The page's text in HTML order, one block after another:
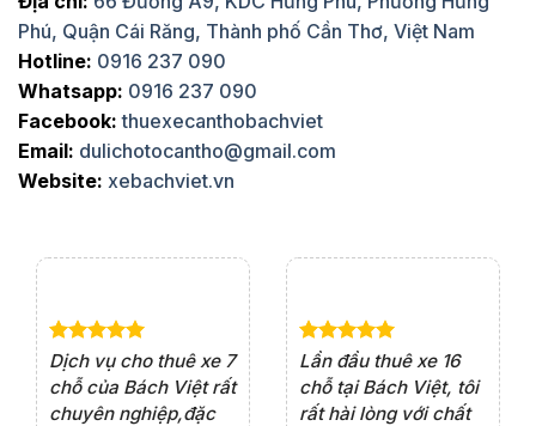
Phú, Quận Cái Răng, Thành phố Cần Thơ, Việt Nam
Hotline: 0916 237 090
Whatsapp: 0916 237 090
Facebook: thuexecanthobachviet
Email: dulichotocantho@gmail.com
Website: xebachviet.vn
Dịch vụ cho thuê xe 7
chỗ của Bách Việt rất
chuyên nghiệp,đặc
Lần đầu thuê xe 16
chỗ tại Bách Việt, tôi
rất hài lòng với chất